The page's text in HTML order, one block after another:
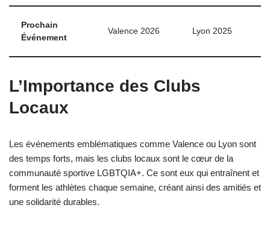
Prochain
Événement
Valence 2026 Lyon 2025
L’Importance des Clubs
Locaux
Les événements emblématiques comme Valence ou Lyon sont
des temps forts, mais les clubs locaux sont le cœur de la
communauté sportive LGBTQIA+. Ce sont eux qui entraînent et
forment les athlètes chaque semaine, créant ainsi des amitiés et
une solidarité durables.